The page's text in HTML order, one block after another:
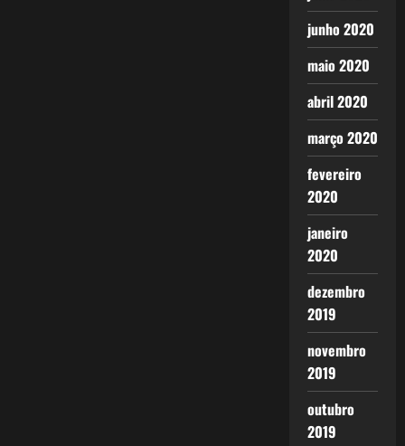
junho 2020
maio 2020
abril 2020
março 2020
fevereiro
2020
janeiro
2020
dezembro
2019
novembro
2019
outubro
2019